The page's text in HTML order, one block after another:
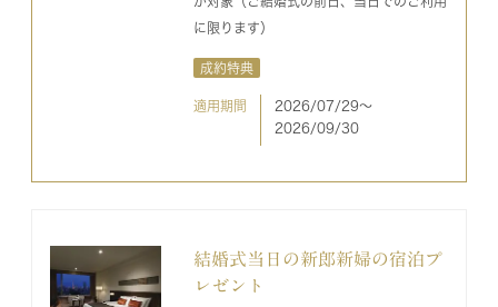
に限ります）
成約特典
適用期間
2026/07/29〜
2026/09/30
結婚式当日の新郎新婦の宿泊プ
レゼント